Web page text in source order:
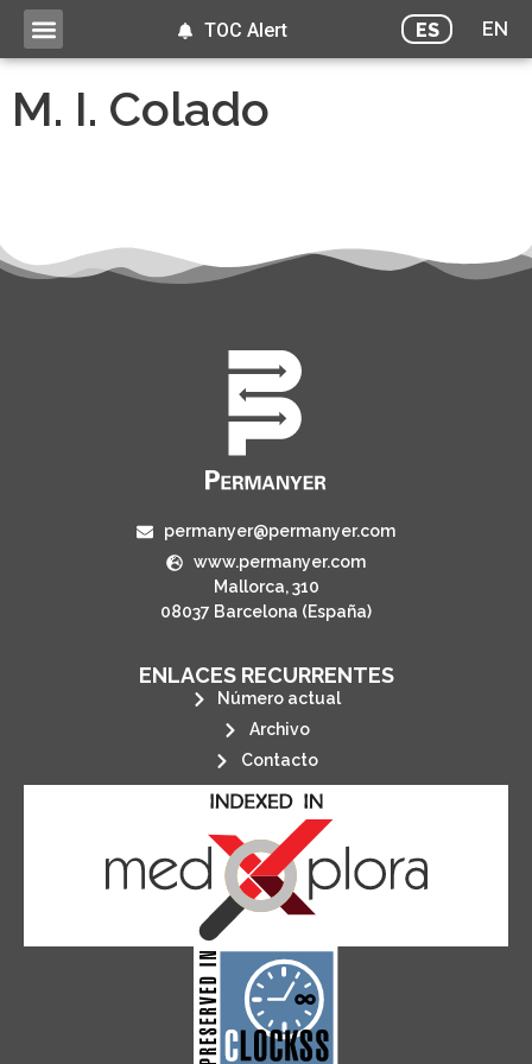
ES EN
TOC Alert
M. I. Colado
permanyer@permanyer.com
www.permanyer.com
Mallorca, 310
08037 Barcelona (España)
ENLACES RECURRENTES
Número actual
Archivo
Contacto
CLOCKSS is a dak archive that
ensures the long-term survival
of web-based scholary
publications, governed by and for
its stakeholders.